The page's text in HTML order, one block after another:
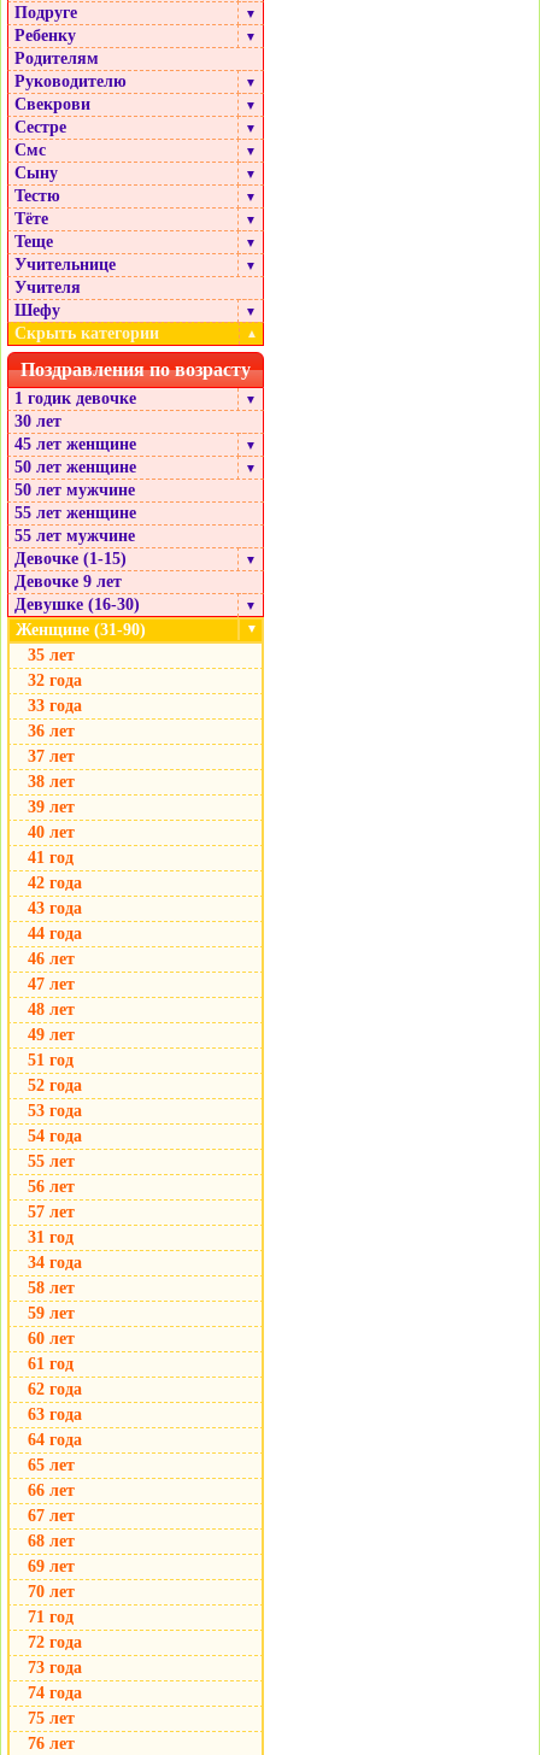
Подруге ▼
Ребенку ▼
Родителям
Руководителю
▼
Свекрови ▼
Сестре ▼
Смс ▼
Сыну ▼
Тестю ▼
Тёте ▼
Теще ▼
Учительнице ▼
Учителя
Шефу
▼
Скрыть категории ▲
Поздравления по возрасту
1 годик девочке ▼
30 лет
45 лет женщине
▼
50 лет женщине ▼
50 лет мужчине
55 лет женщине
55 лет мужчине
Девочке (1-15)
▼
Девочке 9 лет
Девушке (16-30)
▼
Женщине (31-90) ▼
35 лет
32 года
33 года
36 лет
37 лет
38 лет
39 лет
40 лет
41 год
42 года
43 года
44 года
46 лет
47 лет
48 лет
49 лет
51 год
52 года
53 года
54 года
55 лет
56 лет
57 лет
31 год
34 года
58 лет
59 лет
60 лет
61 год
62 года
63 года
64 года
65 лет
66 лет
67 лет
68 лет
69 лет
70 лет
71 год
72 года
73 года
74 года
75 лет
76 лет